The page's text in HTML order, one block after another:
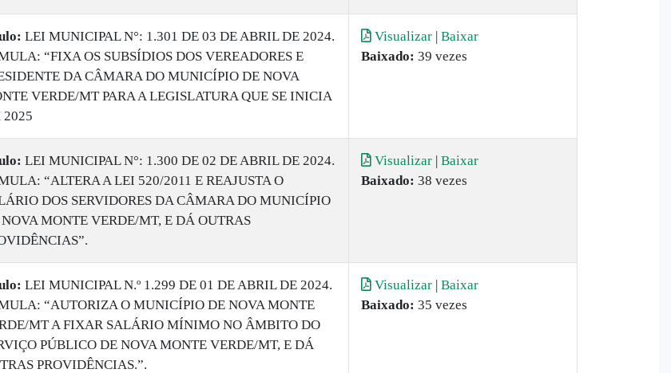
LEI MUNICIPAL N°: 1.301 DE 03 DE ABRIL DE 2024.
“FIXA OS SUBSÍDIOS DOS VEREADORES E
DA CÂMARA DO MUNICÍPIO DE NOVA
VERDE/MT PARA A LEGISLATURA QUE SE INICIA
2025
Visualizar | Baixar
Baixado: 39 vezes
​LEI MUNICIPAL N°: 1.300 DE 02 DE ABRIL DE 2024.
“ALTERA A LEI 520/2011 E REAJUSTA O
DOS SERVIDORES DA CÂMARA DO MUNICÍPIO
MONTE VERDE/MT, E DÁ OUTRAS
Visualizar | Baixar
Baixado: 38 vezes
LEI MUNICIPAL N.º 1.299 DE 01 DE ABRIL DE 2024.
“AUTORIZA O MUNICÍPIO DE NOVA MONTE
MT A FIXAR SALÁRIO MÍNIMO NO ÂMBITO DO
PÚBLICO DE NOVA MONTE VERDE/MT, E DÁ
PROVIDÊNCIAS.”.
Visualizar | Baixar
Baixado: 35 vezes